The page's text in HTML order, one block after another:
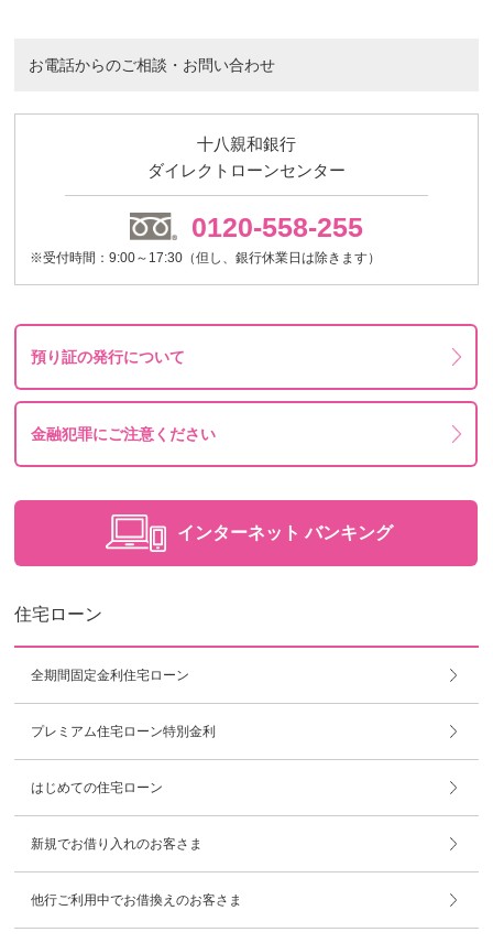
お電話からのご相談・お問い合わせ
十八親和銀行
ダイレクトローンセンター
0120-558-255
※受付時間：9:00～17:30（但し、銀行休業日は除きます）
預り証の発行について
金融犯罪にご注意ください
インターネット バンキング
住宅ローン
全期間固定金利住宅ローン
プレミアム住宅ローン特別金利
はじめての住宅ローン
新規でお借り入れのお客さま
他行ご利用中でお借換えのお客さま